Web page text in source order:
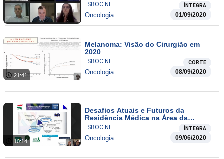
SBOC NE ÍNTEGRA
Oncologia 01/09/2020
21:41
Melanoma: Visão do Cirurgião em
2020
SBOC NE CORTE
Oncologia 08/09/2020
10:14
Desafios Atuais e Futuros da
Residência Médica na Área da
Oncologia
SBOC NE ÍNTEGRA
Oncologia 09/06/2020